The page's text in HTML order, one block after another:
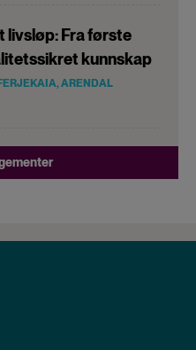
livsløp: Fra første
kunnskap
ARENDAL